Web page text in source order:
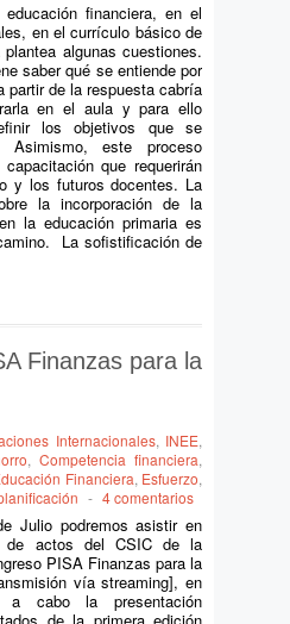
financiera, en el
en el currículo básico de
algunas cuestiones.
saber qué se entiende por
partir de la respuesta cabría
en el aula y para ello
los objetivos que se
Asimismo, este proceso
que requerirán
y los futuros docentes. La
la incorporación de la
la educación primaria es
La sofistificación de
Finanzas para la
Internacionales, INEE,
, Competencia financiera,
Financiera, Esfuerzo,
- 4 comentarios
Julio podremos asistir en
de actos del CSIC de la
PISA Finanzas para la
vía streaming], en
cabo la presentación